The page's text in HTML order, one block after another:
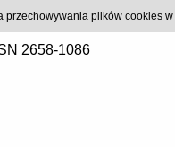
2658-1086
plików cookies